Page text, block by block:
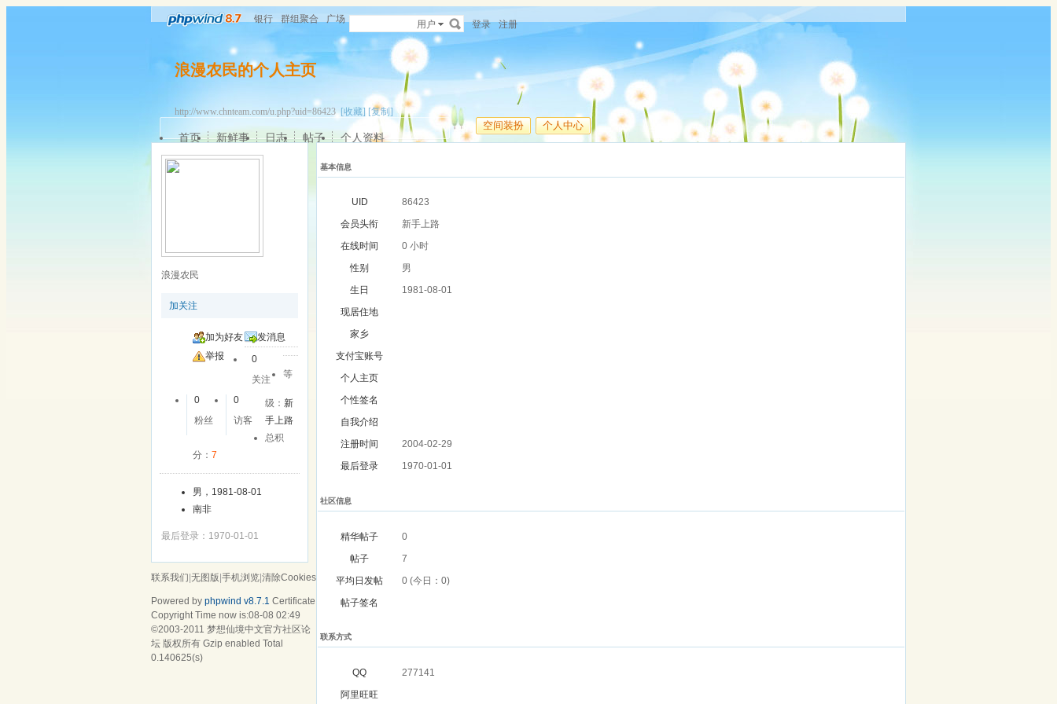
银行 群组聚合 广场 用户 登录 注册
浪漫农民的个人主页
http://www.chnteam.com/u.php?uid=86423[收藏] [复制]
空间装扮 个人中心
首页 新鲜事 日志 帖子 个人资料
浪漫农民
加关注
加为好友
发消息
举报
0
关注
0
粉丝
0
访客
等
级：新
手上路
总积
分： 7
男，1981-08-01
南非
最后登录：1970-01-01
基本信息
UID
86423
会员头衔
新手上路
在线时间
0 小时
性别
男
生日
1981-08-01
现居住地
家乡
支付宝账号
个人主页
个性签名
自我介绍
注册时间
2004-02-29
最后登录
1970-01-01
社区信息
精华帖子
0
帖子
7
平均日发帖
0 (今日：0)
帖子签名
联系方式
QQ
277141
阿里旺旺
联系我们 无图版 手机浏览 清除Cookies
Powered by phpwind v8.7.1 Certificate
Copyright Time now is:08-08 02:49
©2003-2011 梦想仙境中文官方社区论
坛 版权所有 Gzip enabled Total
0.140625(s)